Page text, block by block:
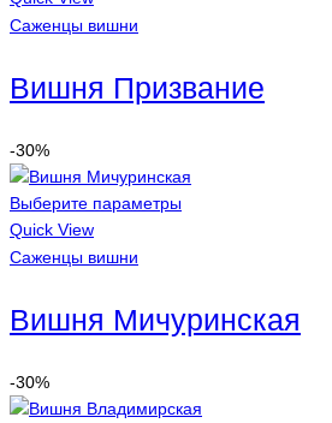
Саженцы вишни
Вишня Призвание
-30%
Выберите параметры
Quick View
Саженцы вишни
Вишня Мичуринская
-30%